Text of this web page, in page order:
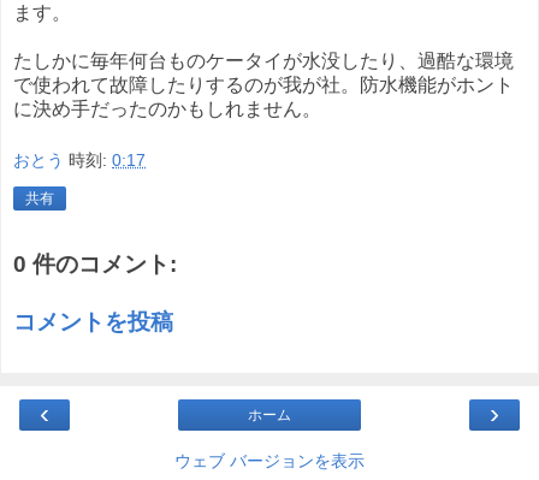
ます。
たしかに毎年何台ものケータイが水没したり、過酷な環境
で使われて故障したりするのが我が社。防水機能がホント
に決め手だったのかもしれません。
おとう 時刻: 0:17
共有
0 件のコメント:
コメントを投稿
‹ ›
ホーム
ウェブ バージョンを表示